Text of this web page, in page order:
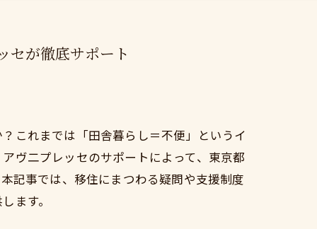
セが徹底サポート
これまでは「田舎暮らし＝不便」というイ
ヴ二プレッセのサポートによって、東京都
記事では、移住にまつわる疑問や支援制度
ます。